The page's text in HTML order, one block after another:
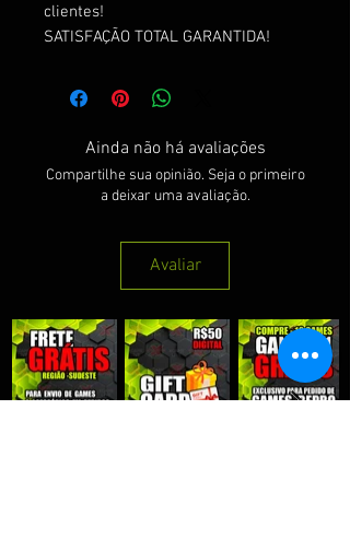
clientes!
SATISFAÇÃO TOTAL GARANTIDA!
Ainda não há avaliações
Compartilhe sua opinião. Seja o primeiro
a deixar uma avaliação.
Avaliar